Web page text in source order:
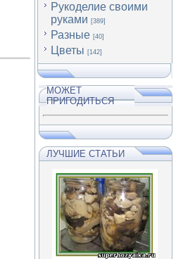
Рукоделие своими
руками [389]
Разные [40]
Цветы [142]
МОЖЕТ
ПРИГОДИТЬСЯ
ЛУЧШИЕ СТАТЬИ